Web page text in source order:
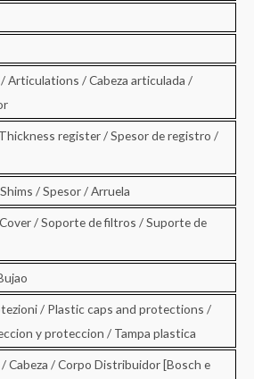
Articulations / Cabeza articulada /
register / Spesor de registro /
/ Spesor / Arruela
/ Soporte de filtros / Suporte de
/ Plastic caps and protections /
y proteccion / Tampa plastica
Cabeza / Corpo Distribuidor [Bosch e